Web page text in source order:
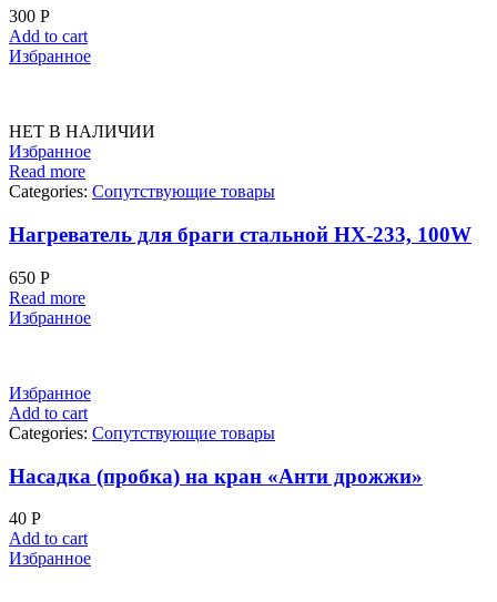
300 Р
Add to cart
Избранное
НЕТ В НАЛИЧИИ
Избранное
Read more
Categories: Сопутствующие товары
Нагреватель для браги стальной HX-233, 100W
650 Р
Read more
Избранное
Избранное
Add to cart
Categories: Сопутствующие товары
Насадка (пробка) на кран «Анти дрожжи»
40 Р
Add to cart
Избранное